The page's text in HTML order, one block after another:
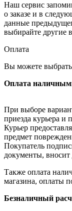
Наш сервис
о заказе и в
данные
выбирайте другие
Оплата
Вы можете
Оплата
При выборе
приезда курьера и
Курьер
предмет
Покупатель
документы, вносит
Также оплата
магазина, оплаты
Безналичный